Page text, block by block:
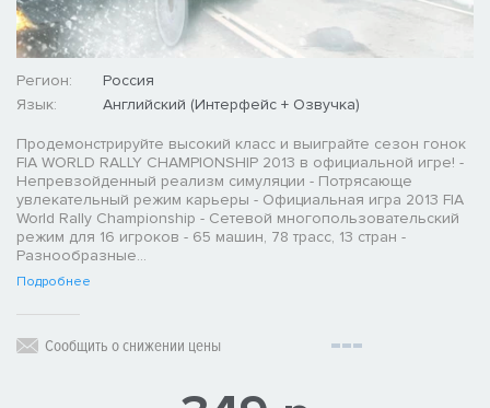
Регион:
Россия
Язык:
Английский (Интерфейс + Озвучка)
Продемонстрируйте высокий класс и выиграйте сезон гонок
FIA WORLD RALLY CHAMPIONSHIP 2013 в официальной игре! -
Непревзойденный реализм симуляции - Потрясающе
увлекательный режим карьеры - Официальная игра 2013 FIA
World Rally Championship - Сетевой многопользовательский
режим для 16 игроков - 65 машин, 78 трасс, 13 стран -
Разнообразные...
Подробнее
Сообщить о снижении цены